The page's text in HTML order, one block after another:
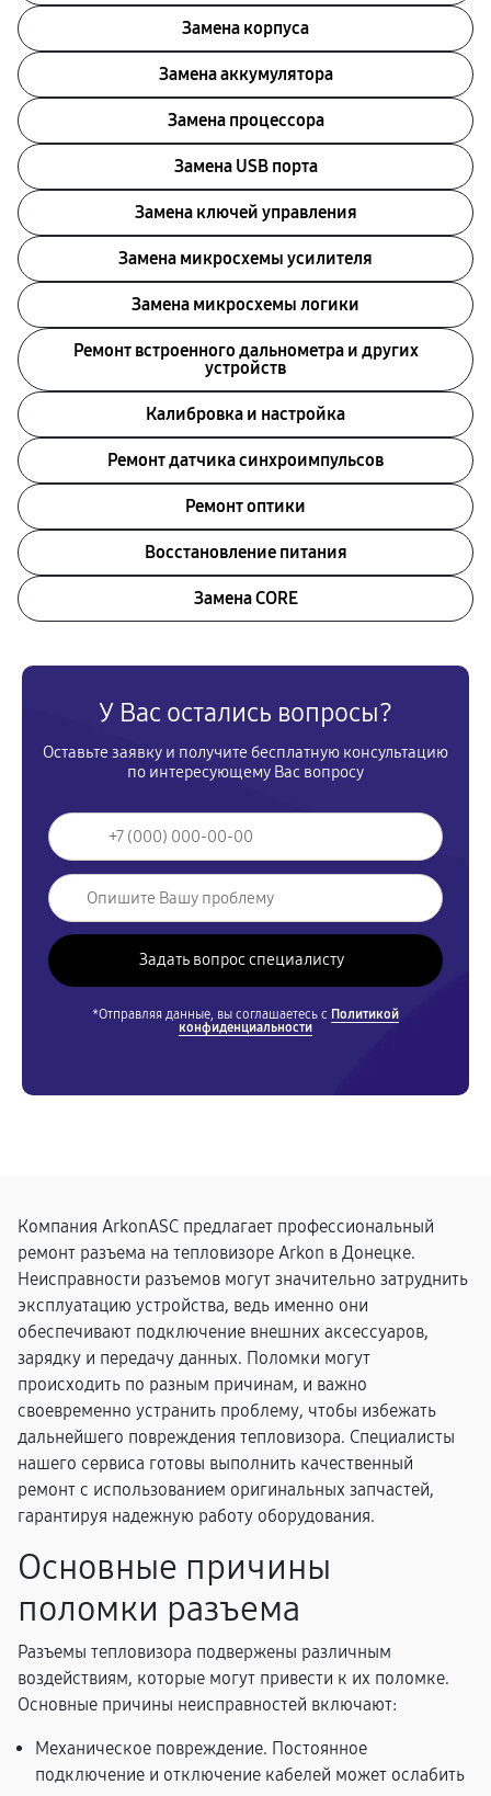
Замена корпуса
Замена аккумулятора
Замена процессора
Замена USB порта
Замена ключей управления
Замена микросхемы усилителя
Замена микросхемы логики
Ремонт встроенного дальнометра и других
устройств
Калибровка и настройка
Ремонт датчика синхроимпульсов
Ремонт оптики
Восстановление питания
Замена CORE
У Вас остались вопросы?
Оставьте заявку и получите бесплатную консультацию
по интересующему Вас вопросу
*Отправляя данные, вы соглашаетесь с Политикой
конфиденциальности
Компания ArkonASC предлагает профессиональный
ремонт разъема на тепловизоре Arkon в Донецке.
Неисправности разъемов могут значительно затруднить
эксплуатацию устройства, ведь именно они
обеспечивают подключение внешних аксессуаров,
зарядку и передачу данных. Поломки могут
происходить по разным причинам, и важно
своевременно устранить проблему, чтобы избежать
дальнейшего повреждения тепловизора. Специалисты
нашего сервиса готовы выполнить качественный
ремонт с использованием оригинальных запчастей,
гарантируя надежную работу оборудования.
Основные причины
поломки разъема
Разъемы тепловизора подвержены различным
воздействиям, которые могут привести к их поломке.
Основные причины неисправностей включают:
Механическое повреждение. Постоянное
подключение и отключение кабелей может ослабить